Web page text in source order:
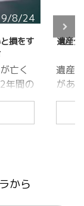
8/10
成」のポ
は理由
死亡し
て凍結
づいて
ことに
名義変
令
方
正
ま
から